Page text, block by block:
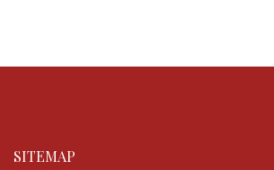
SITEMAP